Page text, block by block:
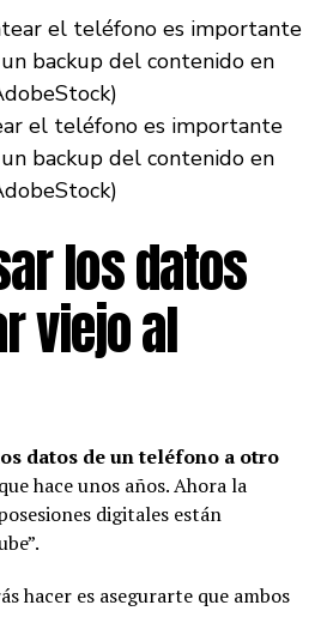
el teléfono es importante
backup del contenido en
los datos
viejo al
datos de un teléfono a otro
que hace unos años. Ahora la
digitales están
hacer es asegurarte que ambos